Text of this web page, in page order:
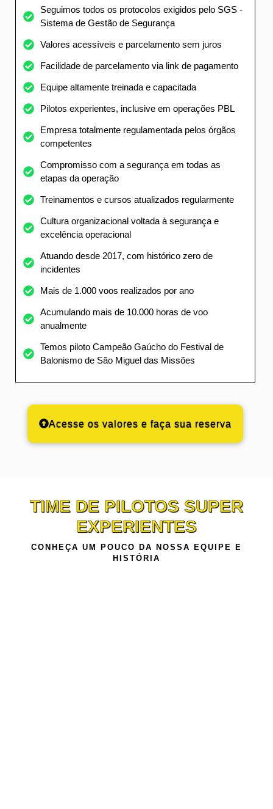
Seguimos todos os protocolos exigidos pelo SGS -
Sistema de Gestão de Segurança
Valores acessíveis e parcelamento sem juros
Facilidade de parcelamento via link de pagamento
Equipe altamente treinada e capacitada
Pilotos experientes, inclusive em operações PBL
Empresa totalmente regulamentada pelos órgãos
competentes
Compromisso com a segurança em todas as
etapas da operação
Treinamentos e cursos atualizados regularmente
Cultura organizacional voltada à segurança e
excelência operacional
Atuando desde 2017, com histórico zero de
incidentes
Mais de 1.000 voos realizados por ano
Acumulando mais de 10.000 horas de voo
anualmente
Temos piloto Campeão Gaúcho do Festival de
Balonismo de São Miguel das Missões
Acesse os valores e faça sua reserva
TIME DE PILOTOS SUPER
EXPERIENTES
CONHEÇA UM POUCO DA NOSSA EQUIPE E
HISTÓRIA